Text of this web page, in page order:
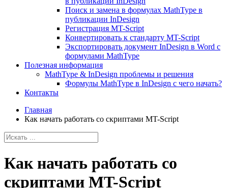
Поиск и замена в формулах MathType в
публикации InDesign
Регистрация MT-Script
Конвертировать к стандарту MT-Script
Экспортировать документ InDesign в Word с
формулами MathType
Полезная информация
MathType & InDesign проблемы и решения
Формулы MathType в InDesign с чего начать?
Контакты
Главная
Как начать работать со скриптами MT-Script
Как начать работать со
скриптами MT-Script